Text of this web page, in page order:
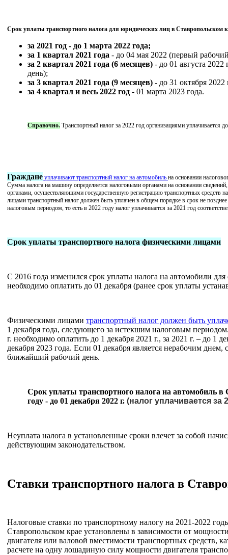
Срок уплаты транспортного налога для юридических лиц в Ставропольском
за 2021 год - до 1 марта 2022 года;
за 1 квартал 2021 года - до 04 мая 2022 (первый
за 2 квартал 2021 года (6 месяцев) - до 01 августа
день);
за 3 квартал 2021 года (9 месяцев) - до 31 октября 2022
за 4 квартал и весь 2022 год - 01 марта 2023 года.
Справочно. Транспортный налог за 2022 год организациями уплачивается
Граждане уплачивают транспортный налог на автомобиль на основании
Сумма налога на машину определяется налоговыми органами на основании
органами, осуществляющими государственную регистрацию транспортных средств
лицами транспортный налог должен быть уплачен в общем порядке в срок не
налоговым периодом, то есть в 2022 году налог уплачивается за 2021 год
Срок уплаты транспортного налога физическими лицами
С 2016 года изменился срок уплаты налога на автомобили
необходимо оплатить до 01 декабря (ранее срок уплаты
Физическими лицами транспортный налог должен быть
1 декабря года, следующего за истекшим налоговым
г. необходимо оплатить до 1 декабря 2021 г., за 2021 г. – до 1
декабря 2023 года. Если 01 декабря является нерабочим днем,
ближайший рабочий день.
Срок уплаты транспортного налога на автомобиль в
году - до 01 декабря 2022 г. (налог уплачивается за
Неуплата налога в установленные сроки влечет за собой
действующим законодательством.
Ставки транспортного налога в
Налоговые ставки по транспортному налогу на 2021-2022
Ставропольском крае установлены в зависимости от
двигателя или валовой вместимости транспортных средств,
расчете на одну лошадиную силу мощности двигателя